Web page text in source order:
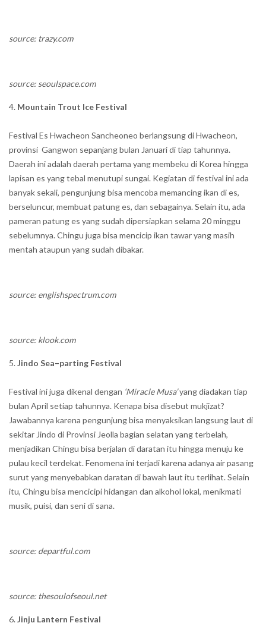
source: trazy.com
source: seoulspace.com
Mountain Trout Ice Festival
Festival Es Hwacheon Sancheoneo berlangsung di Hwacheon,
provinsi Gangwon sepanjang bulan Januari di tiap tahunnya.
Daerah ini adalah daerah pertama yang membeku di Korea hingga
lapisan es yang tebal menutupi sungai. Kegiatan di festival ini ada
banyak sekali, pengunjung bisa mencoba memancing ikan di es,
berseluncur, membuat patung es, dan sebagainya. Selain itu, ada
pameran patung es yang sudah dipersiapkan selama 20 minggu
sebelumnya. Chingu juga bisa mencicip ikan tawar yang masih
mentah ataupun yang sudah dibakar.
source: englishspectrum.com
source: klook.com
Jindo Sea–parting Festival
Festival ini juga dikenal dengan ‘Miracle Musa’yang diadakan tiap
bulan April setiap tahunnya. Kenapa bisa disebut mukjizat?
Jawabannya karena pengunjung bisa menyaksikan langsung laut di
sekitar Jindo di Provinsi Jeolla bagian selatan yang terbelah,
menjadikan Chingu bisa berjalan di daratan itu hingga menuju ke
pulau kecil terdekat. Fenomena ini terjadi karena adanya air pasang
surut yang menyebabkan daratan di bawah laut itu terlihat. Selain
itu, Chingu bisa mencicipi hidangan dan alkohol lokal, menikmati
musik, puisi, dan seni di sana.
source: departful.com
source: thesoulofseoul.net
Jinju Lantern Festival